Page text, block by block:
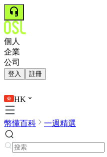
個人
企業
公司
登入 註冊
HK
幣懂百科 一週精選